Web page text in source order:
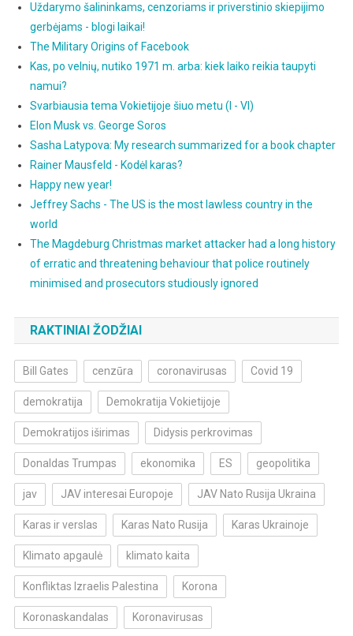
Uždarymo šalininkams, cenzoriams ir priverstinio skiepijimo
gerbėjams - blogi laikai!
The Military Origins of Facebook
Kas, po velnių, nutiko 1971 m. arba: kiek laiko reikia taupyti
namui?
Svarbiausia tema Vokietijoje šiuo metu (I - VI)
Elon Musk vs. George Soros
Sasha Latypova: My research summarized for a book chapter
Rainer Mausfeld - Kodėl karas?
Happy new year!
Jeffrey Sachs - The US is the most lawless country in the
world
The Magdeburg Christmas market attacker had a long history
of erratic and threatening behaviour that police routinely
minimised and prosecutors studiously ignored
RAKTINIAI ŽODŽIAI
Bill Gates cenzūra coronavirusas Covid 19
demokratija Demokratija Vokietijoje
Demokratijos iširimas Didysis perkrovimas
Donaldas Trumpas ekonomika ES geopolitika
jav JAV interesai Europoje JAV Nato Rusija Ukraina
Karas ir verslas Karas Nato Rusija Karas Ukrainoje
Klimato apgaulė klimato kaita
Konfliktas Izraelis Palestina Korona
Koronaskandalas Koronavirusas